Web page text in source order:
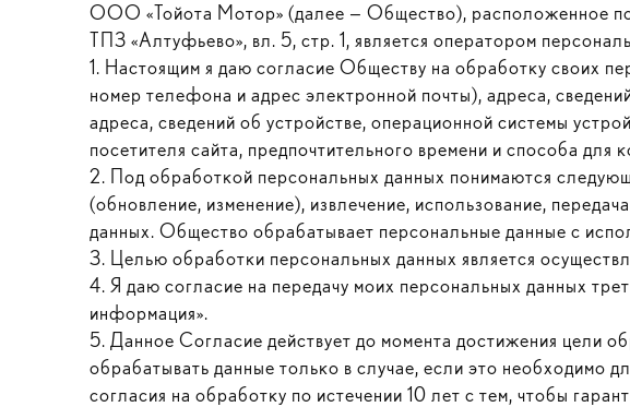
ООО «Тойота Мотор» (далее — Общество), расположенное
ТПЗ «Алтуфьево», вл. 5, стр. 1, является оператором
1. Настоящим я даю согласие Обществу на обработку своих
номер телефона и адрес электронной почты), адреса,
адреса, сведений об устройстве, операционной системы
посетителя сайта, предпочтительного времени и способа для
2. Под обработкой персональных данных понимаются
(обновление, изменение), извлечение, использование,
данных. Общество обрабатывает персональные данные с
3. Целью обработки персональных данных является
4. Я даю согласие на передачу моих персональных данных
информация».
5. Данное Согласие действует до момента достижения цели
обрабатывать данные только в случае, если это необходимо
согласия на обработку по истечении 10 лет с тем, чтобы